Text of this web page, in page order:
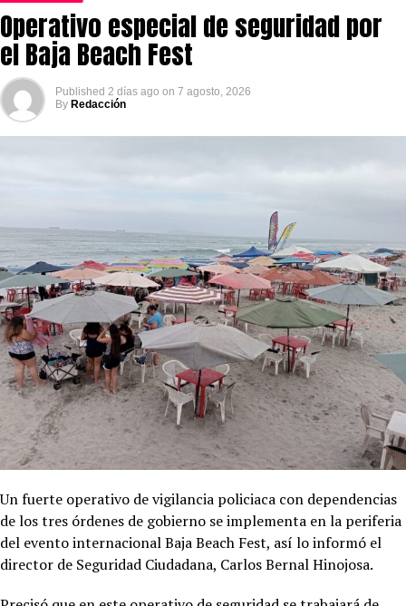
Operativo especial de seguridad por
el Baja Beach Fest
Published 2 días ago on 7 agosto, 2026
By Redacción
Un fuerte operativo de vigilancia policiaca con dependencias
de los tres órdenes de gobierno se implementa en la periferia
del evento internacional Baja Beach Fest, así lo informó el
director de Seguridad Ciudadana, Carlos Bernal Hinojosa.